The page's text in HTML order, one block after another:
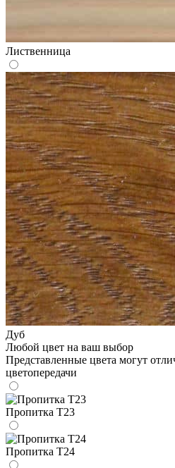
Лиственница
Дуб
Любой цвет на ваш выбор
Представленные цвета могут
цветопередачи
Пропитка Т23
Пропитка Т24